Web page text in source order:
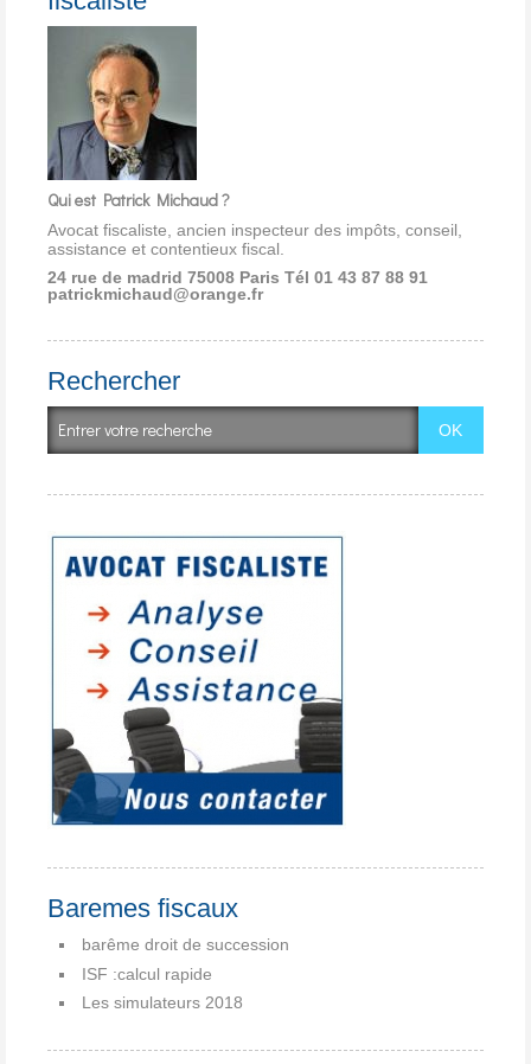
Qui est Patrick Michaud ?
Avocat fiscaliste, ancien inspecteur des impôts, conseil,
assistance et contentieux fiscal.
24 rue de madrid 75008 Paris Tél 01 43 87 88 91
patrickmichaud@orange.fr
Rechercher
Baremes fiscaux
barême droit de succession
ISF :calcul rapide
Les simulateurs 2018